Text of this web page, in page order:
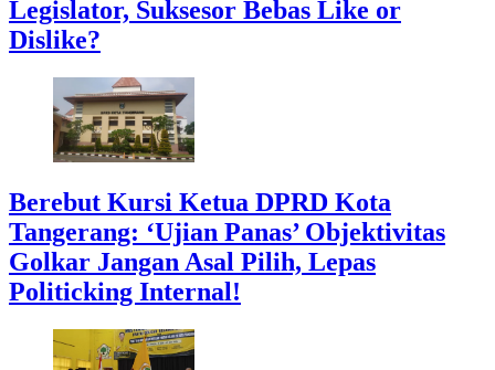
Legislator, Suksesor Bebas Like or
Dislike?
Berebut Kursi Ketua DPRD Kota
Tangerang: ‘Ujian Panas’ Objektivitas
Golkar Jangan Asal Pilih, Lepas
Politicking Internal!